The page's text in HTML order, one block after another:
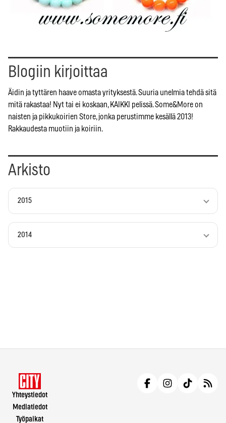
Blogiin kirjoittaa
Äidin ja tyttären haave omasta yrityksestä. Suuria unelmia tehdä sitä
mitä rakastaa! Nyt tai ei koskaan, KAIKKI pelissä. Some&More on
naisten ja pikkukoirien Store, jonka perustimme kesällä 2013!
Rakkaudesta muotiin ja koiriin.
Arkisto
2015
2014
Yhteystiedot
Mediatiedot
Työpaikat